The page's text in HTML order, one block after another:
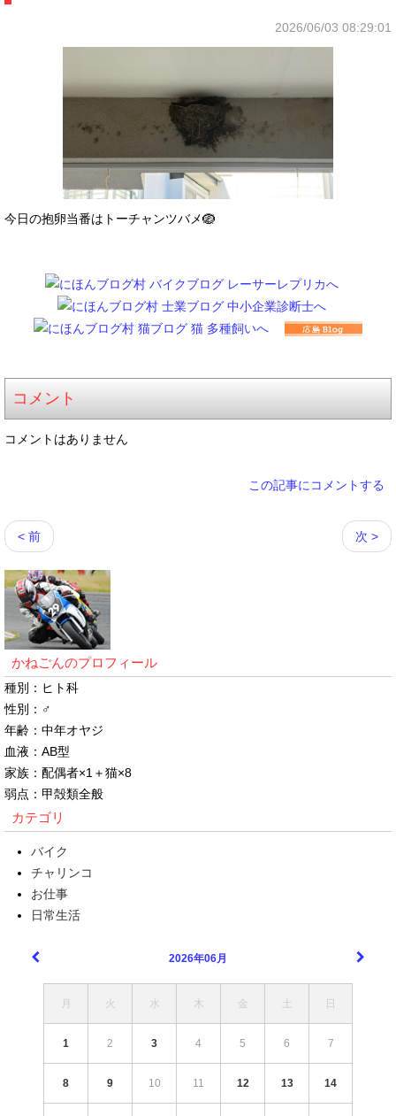
2026/06/03 08:29:01
今日の抱卵当番はトーチャンツバメ🪺
コメント
コメントはありません
この記事にコメントする
< 前 次 >
かねごんのプロフィール
種別：ヒト科
性別：♂
年齢：中年オヤジ
血液：AB型
家族：配偶者×1＋猫×8
弱点：甲殻類全般
カテゴリ
バイク
チャリンコ
お仕事
日常生活
2026年06月
月 火 水 木 金 土 日
1 2 3 4 5 6 7
8 9 10 11 12 13 14